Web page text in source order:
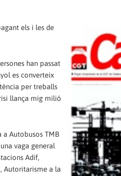
els i les de
han passat
es converteix
per treballs
llança mig milió
a Autobusos TMB
vaga general
Adif,
Autoritarisme a la